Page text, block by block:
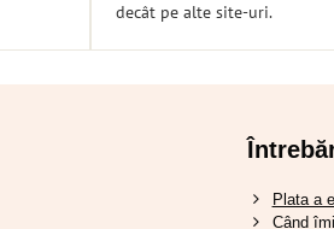
decât pe alte site-uri.
Plata a
Când